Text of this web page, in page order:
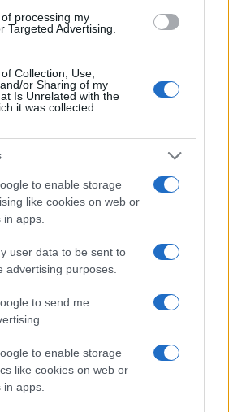
processing my
Targeted Advertising.
Collection, Use,
or Sharing of my
Is Unrelated with the
it was collected.
to enable storage
like cookies on web or
apps.
user data to be sent to
advertising purposes.
to send me
to enable storage
like cookies on web or
apps.
διορισμούς διοριστέων
εκπαιδευτικών
Μόνιμος διορισμός 227
Αποτελέσματα
17/03/2017 - 22:16
ΑΣΕΠ 2008: οι διοριστέοι ανά
ειδικότητα
20/11/2016 - 16:47